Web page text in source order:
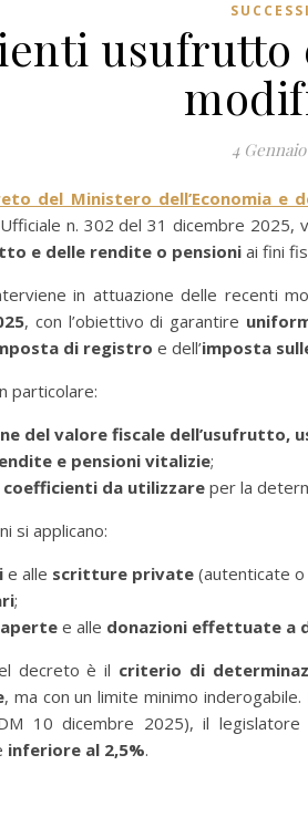
usufrutto
4
del Ministero dell’Economia e
n. 302 del 31 dicembre 2025,
e delle rendite o pensioni ai fini
in attuazione delle recenti
, con l’obiettivo di garantire
di registro e dell’imposta
particolare:
del valore fiscale dell’usufrutto,
e pensioni vitalizie;
coefficienti da utilizzare per la
si applicano:
e alle scritture private (autenticate
;
e alle donazioni effettuate a
decreto è il criterio di
, ma con un limite minimo
10 dicembre 2025), il legislatore
inferiore al 2,5%.